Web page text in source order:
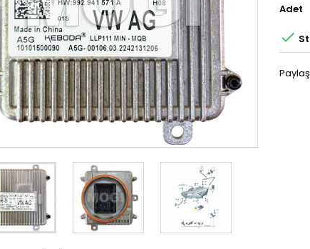
Adet

Paylaş